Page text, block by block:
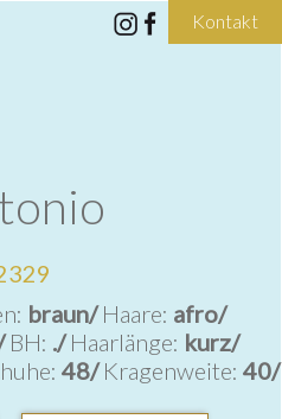
Kontakt
braun/Haare: afro/
BH: ./Haarlänge: kurz/
48/Kragenweite: 40/